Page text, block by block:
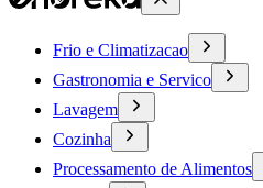
Frio e Climatizacao
Gastronomia e Servico
Lavagem
Cozinha
Processamento de Alimentos